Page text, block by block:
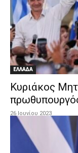
ΕΛΛΑΔΑ
Κυριάκος
26 Ιουνίου 2023